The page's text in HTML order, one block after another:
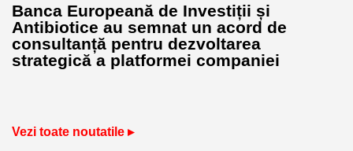
Banca Europeană de Investiții și
Antibiotice au semnat un acord de
consultanță pentru dezvoltarea
strategică a platformei companiei
Vezi toate noutatile ▸